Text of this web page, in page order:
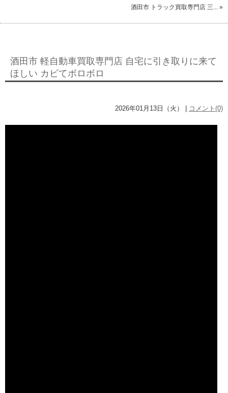
酒田市 トラック買取専門店 三... »
酒田市 軽自動車買取専門店 自宅に引き取りに来て
ほしい カビてボロボロ
2026年01月13日（火） | コメント(0)